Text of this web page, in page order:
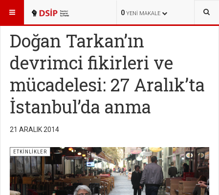
0 YENI MAKALE
BURADASINIZ: HABERLER ETKİNLİKLER
Doğan Tarkan’ın
devrimci fikirleri ve
mücadelesi: 27 Aralık’ta
İstanbul’da anma
21 ARALIK 2014
ETKİNLİKLER